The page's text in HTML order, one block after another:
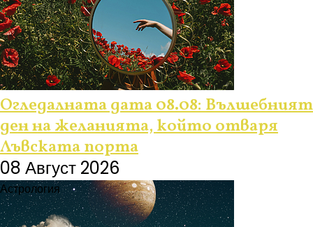
Огледалната дата 08.08: Вълшебният
ден на желанията, който отваря
Лъвската порта
08 Август 2026
Астрология